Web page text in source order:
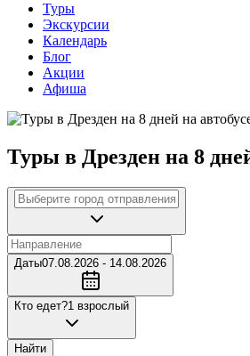
Туры
Экскурсии
Календарь
Блог
Акции
Афиша
Туры в Дрезден на 8
Даты07.08.2026 - 14.08.2026
Кто едет?1 взрослый
Найти